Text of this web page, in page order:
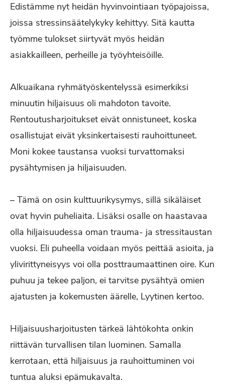
Edistämme nyt heidän hyvinvointiaan työpajoissa,
joissa stressinsäätelykyky kehittyy. Sitä kautta
työmme tulokset siirtyvät myös heidän
asiakkailleen, perheille ja työyhteisöille.
Alkuaikana ryhmätyöskentelyssä esimerkiksi
minuutin hiljaisuus oli mahdoton tavoite.
Rentoutusharjoitukset eivät onnistuneet, koska
osallistujat eivät yksinkertaisesti rauhoittuneet.
Moni kokee taustansa vuoksi turvattomaksi
pysähtymisen ja hiljaisuuden.
– Tämä on osin kulttuurikysymys, sillä sikäläiset
ovat hyvin puheliaita. Lisäksi osalle on haastavaa
olla hiljaisuudessa oman trauma- ja stressitaustan
vuoksi. Eli puheella voidaan myös peittää asioita, ja
ylivirittyneisyys voi olla posttraumaattinen oire. Kun
puhuu ja tekee paljon, ei tarvitse pysähtyä omien
ajatusten ja kokemusten äärelle, Lyytinen kertoo.
Hiljaisuusharjoitusten tärkeä lähtökohta onkin
riittävän turvallisen tilan luominen. Samalla
kerrotaan, että hiljaisuus ja rauhoittuminen voi
tuntua aluksi epämukavalta.